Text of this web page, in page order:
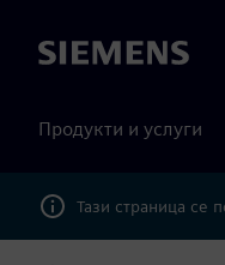
Siemens
Продукти и услуги
Тази страница се